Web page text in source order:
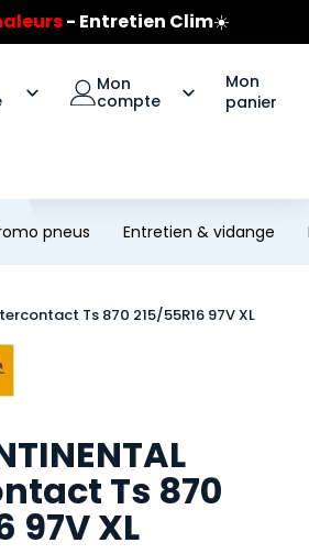
- Entretien Clim☀️
pneus Bridgestone
sur les pneus Bridgestone
Mon
compte
Mon
panier
pneus Entretien & vidange
Ts 870 215/55R16 97V XL
Ts 870
97V XL